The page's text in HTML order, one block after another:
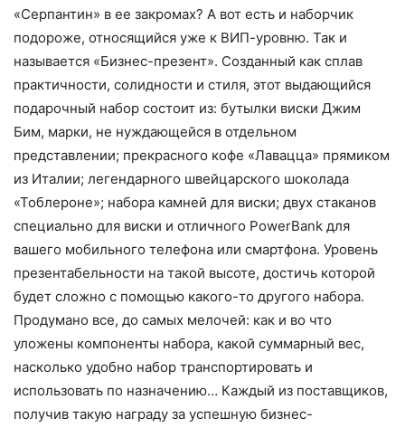
«Серпантин» в ее закромах? А вот есть и наборчик
подороже, относящийся уже к ВИП-уровню. Так и
называется «Бизнес-презент». Созданный как сплав
практичности, солидности и стиля, этот выдающийся
подарочный набор состоит из: бутылки виски Джим
Бим, марки, не нуждающейся в отдельном
представлении; прекрасного кофе «Лавацца» прямиком
из Италии; легендарного швейцарского шоколада
«Тоблероне»; набора камней для виски; двух стаканов
специально для виски и отличного PowerBank для
вашего мобильного телефона или смартфона. Уровень
презентабельности на такой высоте, достичь которой
будет сложно с помощью какого-то другого набора.
Продумано все, до самых мелочей: как и во что
уложены компоненты набора, какой суммарный вес,
насколько удобно набор транспортировать и
использовать по назначению… Каждый из поставщиков,
получив такую награду за успешную бизнес-